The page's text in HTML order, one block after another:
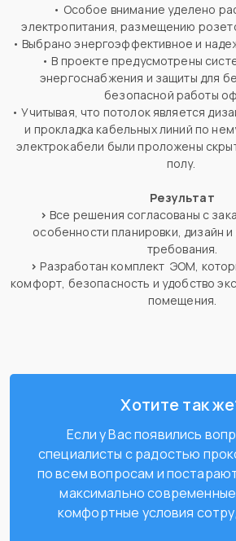
• Особое внимание уделено
электропитания, размещению
• Выбрано энергоэффективное и
• В проекте предусмотрены
энергоснабжения и защиты для
безопасной работы
• Учитывая, что потолок является
и прокладка кабельных линий по
электрокабели были проложены
полу.
Результат
> Все решения согласованы с
особенности планировки, дизайн
требования.
> Разработан комплект ЭОМ,
комфорт, безопасность и удобство
помещения.
Хотите так
Если у Вас появились
специалисты с радостью
по всем вопросам и
максимально
комфортные условия